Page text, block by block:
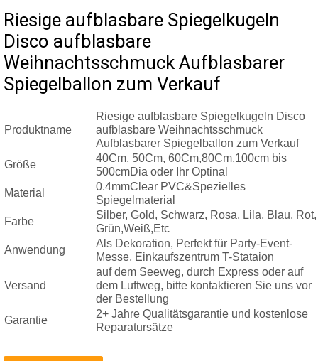
Riesige aufblasbare Spiegelkugeln
Disco aufblasbare
Weihnachtsschmuck Aufblasbarer
Spiegelballon zum Verkauf
Produktname
Riesige aufblasbare Spiegelkugeln Disco
aufblasbare Weihnachtsschmuck
Aufblasbarer Spiegelballon zum Verkauf
Größe
40Cm, 50Cm, 60Cm,80Cm,100cm bis
500cmDia oder Ihr Optinal
Material
0.4mmClear PVC&Spezielles
Spiegelmaterial
Farbe
Silber, Gold, Schwarz, Rosa, Lila, Blau, Rot,
Grün,Weiß,Etc
Anwendung
Als Dekoration, Perfekt für Party-Event-
Messe, Einkaufszentrum T-Stataion
Versand
auf dem Seeweg, durch Express oder auf
dem Luftweg, bitte kontaktieren Sie uns vor
der Bestellung
Garantie
2+ Jahre Qualitätsgarantie und kostenlose
Reparatursätze